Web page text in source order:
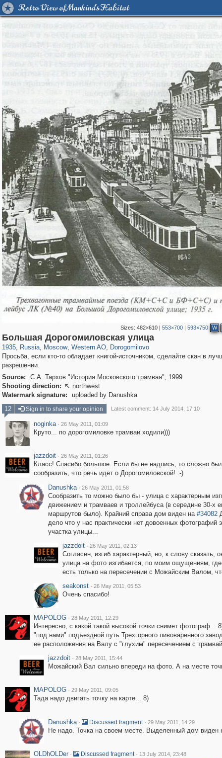
Retro View of Mankind's Habitat
Sizes:482×610 |553×700 |593×750 W
Большая Дорогомиловская улица
1935, Russia
1,406,849 29,243
, Moscow
319,861 8,286
, Western AO
27,129 310
, Dorogomilovo
6,082 107
Просьба, если кто-то обладает книгой-источником, сделайте скан в
разрешении.
Source:
С.А. Тархов "История Московского трамвая", 1999
Shooting direction:  northwest
Watermark signature:
uploaded by Danushka
12
Sign in to share your opinion Latest comment: 14 July 2014, 17:10
noginka · 26 May 2011, 01:09
Круто... по дорогомиловке трамваи ходили)))
jazzdoit · 26 May 2011, 01:26
Класс! Спасибо большое. Если бы не надпись, то сложно
сообразить, что речь идет о Дорогомиловской! :-)
Danushka · 26 May 2011, 01:58
Сообразить то можно было бы - улица с характерным
движением и трамваев и троллейбуса (в середине 30-х
маршрутов было). Крайний справа дом виден на #34082
дело что у нас практически нет довоенных фотографий
участка улицы...
jazzdoit · 26 May 2011, 02:13
Согласен, изгиб характерный, но, к слову
улица на фото изгибается, по моим ощущениям,
есть только на пересечении с Можайским Валом,
seakonst · 26 May 2011, 05:53
Очень спасибо!
MAPOLOG · 28 May 2011, 12:29
Интересно, с какой такой высокой точки снимет фотограф...
"под нами" подъездной путь Трехгорного пивоваренного
ее расположения на Валу с "глухим" пересечением с
jazzdoit · 28 May 2011, 15:44
Можайский Вал сильно впереди на фото. А на месте
MAPOLOG · 29 May 2011, 09:05
Тада надо двигать точку на карте... 8)
Danushka · Discussed fragment · 29 May 2011, 14:29
Не надо. Точка на своем месте. Выделенный дом виден
OLDhOLDer · Discussed fragment · 13 July 2014, 23:48